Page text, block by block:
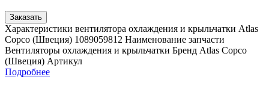
Заказать
Характеристики вентилятора охлаждения и крыльчатки Atlas
Copco (Швеция) 1089059812 Наименование запчасти
Вентиляторы охлаждения и крыльчатки Бренд Atlas Copco
(Швеция) Артикул
Подробнее